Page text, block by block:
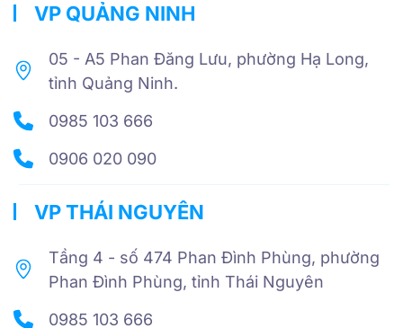
VP QUẢNG NINH
05 - A5 Phan Đăng Lưu, phường Hạ Long,
tỉnh Quảng Ninh.
0985 103 666
0906 020 090
VP THÁI NGUYÊN
Tầng 4 - số 474 Phan Đình Phùng, phường
Phan Đình Phùng, tỉnh Thái Nguyên
0985 103 666